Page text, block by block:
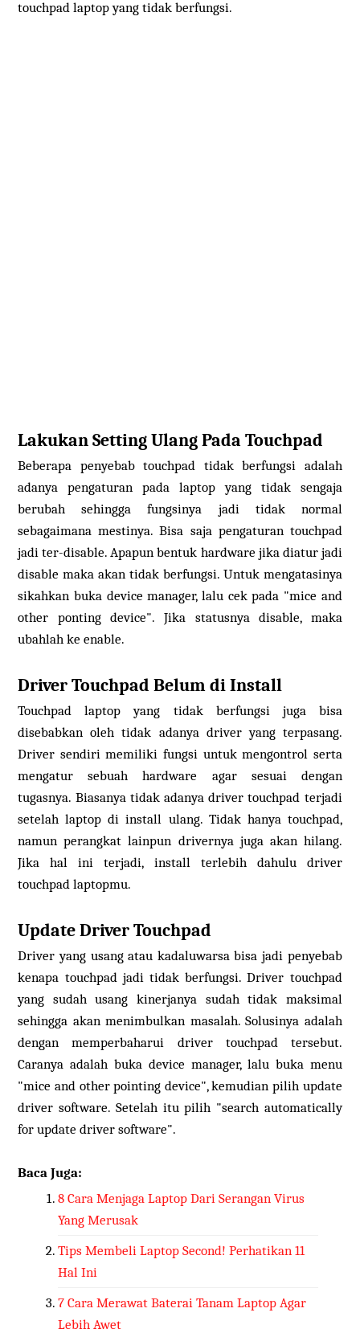
touchpad laptop yang tidak berfungsi.
Lakukan Setting Ulang Pada Touchpad
Beberapa penyebab touchpad tidak berfungsi adalah
adanya pengaturan pada laptop yang tidak sengaja
berubah sehingga fungsinya jadi tidak normal
sebagaimana mestinya. Bisa saja pengaturan touchpad
jadi ter-disable. Apapun bentuk hardware jika diatur jadi
disable maka akan tidak berfungsi. Untuk mengatasinya
sikahkan buka device manager, lalu cek pada "mice and
other ponting device". Jika statusnya disable, maka
ubahlah ke enable.
Driver Touchpad Belum di Install
Touchpad laptop yang tidak berfungsi juga bisa
disebabkan oleh tidak adanya driver yang terpasang.
Driver sendiri memiliki fungsi untuk mengontrol serta
mengatur sebuah hardware agar sesuai dengan
tugasnya. Biasanya tidak adanya driver touchpad terjadi
setelah laptop di install ulang. Tidak hanya touchpad,
namun perangkat lainpun drivernya juga akan hilang.
Jika hal ini terjadi, install terlebih dahulu driver
touchpad laptopmu.
Update Driver Touchpad
Driver yang usang atau kadaluwarsa bisa jadi penyebab
kenapa touchpad jadi tidak berfungsi. Driver touchpad
yang sudah usang kinerjanya sudah tidak maksimal
sehingga akan menimbulkan masalah. Solusinya adalah
dengan memperbaharui driver touchpad tersebut.
Caranya adalah buka device manager, lalu buka menu
"mice and other pointing device", kemudian pilih update
driver software. Setelah itu pilih "search automatically
for update driver software".
Baca Juga:
8 Cara Menjaga Laptop Dari Serangan Virus
Yang Merusak
Tips Membeli Laptop Second! Perhatikan 11
Hal Ini
7 Cara Merawat Baterai Tanam Laptop Agar
Lebih Awet